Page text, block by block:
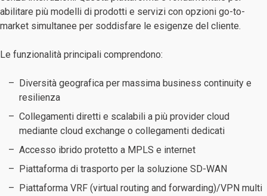
abilitare più modelli di prodotti e servizi con opzioni go-to-
market simultanee per soddisfare le esigenze del cliente.
Le funzionalità principali comprendono:
Diversità geografica per massima business continuity e
resilienza
Collegamenti diretti e scalabili a più provider cloud
mediante cloud exchange o collegamenti dedicati
Accesso ibrido protetto a MPLS e internet
Piattaforma di trasporto per la soluzione SD-WAN
Piattaforma VRF (virtual routing and forwarding)/VPN multi